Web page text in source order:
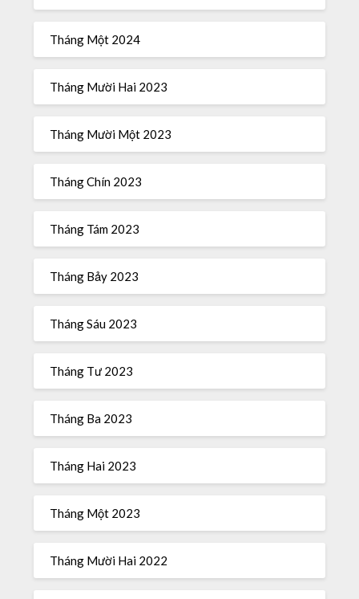
Tháng Một 2024
Tháng Mười Hai 2023
Tháng Mười Một 2023
Tháng Chín 2023
Tháng Tám 2023
Tháng Bảy 2023
Tháng Sáu 2023
Tháng Tư 2023
Tháng Ba 2023
Tháng Hai 2023
Tháng Một 2023
Tháng Mười Hai 2022